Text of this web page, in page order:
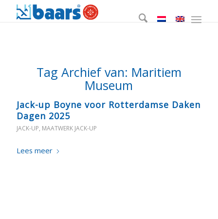
Tag Archief van: Maritiem
Museum
Jack-up Boyne voor Rotterdamse Daken
Dagen 2025
JACK-UP, MAATWERK JACK-UP
Lees meer